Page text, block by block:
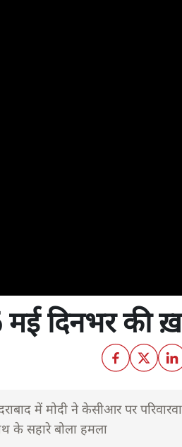
दिनभर की
में मोदी ने केसीआर पर
के सहारे बोला हमला